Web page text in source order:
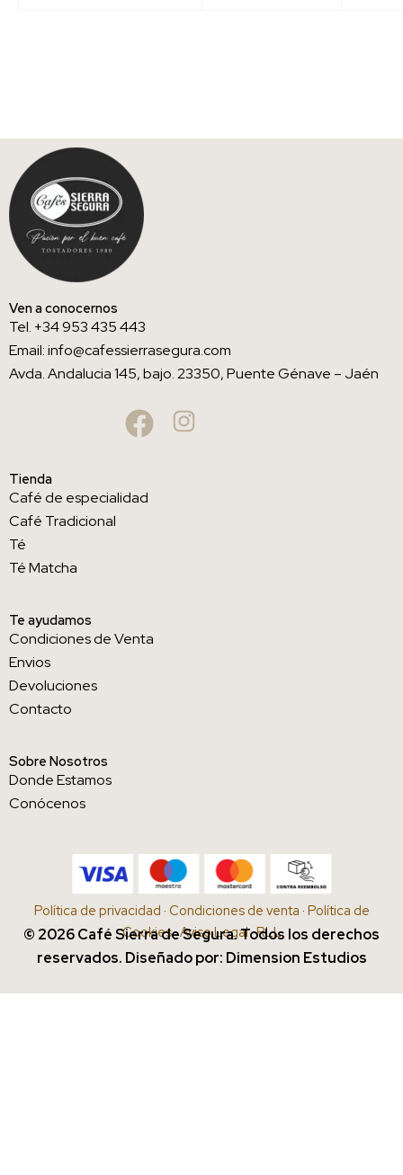
Ven a conocernos
Tel. +34 953 435 443
Email: info@cafessierrasegura.com
Avda. Andalucia 145, bajo. 23350, Puente Génave – Jaén
Tienda
Café de especialidad
Café Tradicional
Té
Té Matcha
Te ayudamos
Condiciones de Venta
Envios
Devoluciones
Contacto
Sobre Nosotros
Donde Estamos
Conócenos
Política de privacidad · Condiciones de venta · Política de
Cookies·Aviso Legal·RLL
© 2026 Café Sierra de Segura. Todos los derechos
reservados. Diseñado por: Dimension Estudios